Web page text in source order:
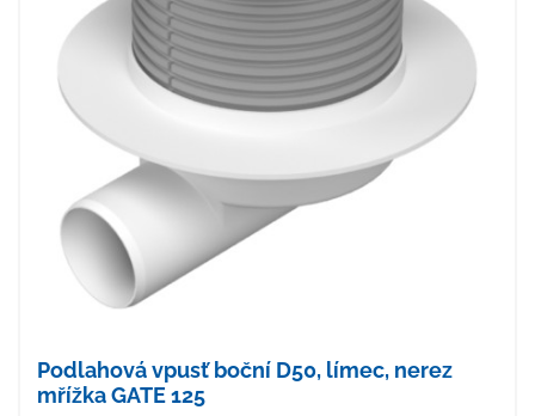
Podlahová vpusť boční D50, límec, nerez
mřížka GATE 125